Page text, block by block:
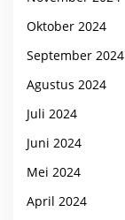
Oktober 2024
September 2024
Agustus 2024
Juli 2024
Juni 2024
Mei 2024
April 2024